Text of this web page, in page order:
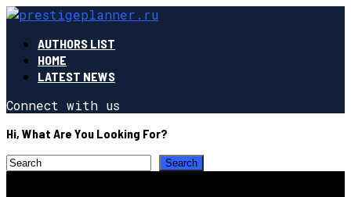
AUTHORS LIST
HOME
LATEST NEWS
Connect with us
Hi, What Are You Looking For?